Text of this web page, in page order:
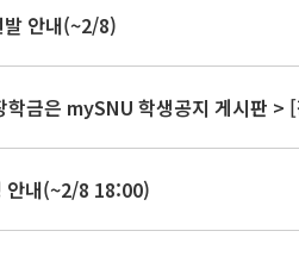
발 안내(~2/8)
금은 mySNU 학생공지 게시판 >
안내(~2/8 18:00)